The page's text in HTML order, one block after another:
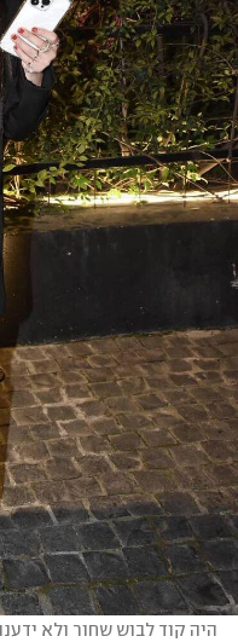
היה קוד לבוש שחור ולא